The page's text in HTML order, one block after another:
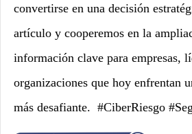
convertirse en una decisión
artículo y cooperemos en la
información clave para empresas,
organizaciones que hoy enfrentan
más desafiante. #CiberRiesgo